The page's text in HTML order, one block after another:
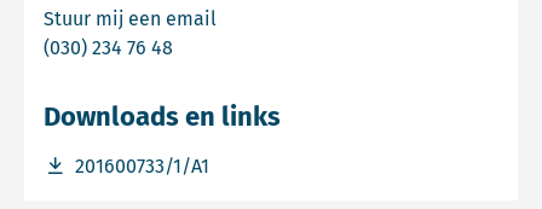
Stuur mij een email
(030) 234 76 48
Downloads en links
201600733/1/A1
Download bestand 201600733/1/A1